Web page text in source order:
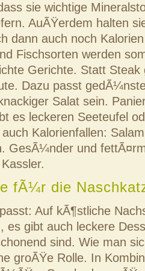
sie wichtige
AuÃŸerdem halten
dann auch noch
Fischsorten werden
Gerichte. Statt
Dazu passt
Salat sein.
es leckeren Seeteufel
Kalorienfallen:
GesÃ¼nder und
fÃ¼r die
Auf kÃ¶stliche
es gibt auch leckere
sind. Wie man
groÃŸe Rolle. In